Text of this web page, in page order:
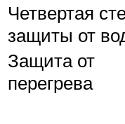
Четвертая
защиты от
Защита от
перегрева